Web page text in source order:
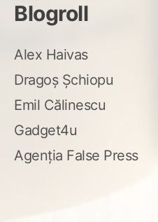
Blogroll
Alex Haivas
Dragoș Șchiopu
Emil Călinescu
Gadget4u
Agenția False Press